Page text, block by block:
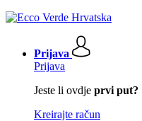
Prijava
Prijava
Jeste li ovdje prvi put?
Kreirajte račun